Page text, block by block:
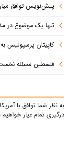
پیش‌نویس توافق
تنها یک موضوع در
کاپیتان پرسپولیس
فلسطین مسئله
به نظر شما توافق با
درگیری تمام عیار خواهیم